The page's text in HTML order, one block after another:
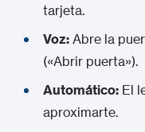
tarjeta.
Voz: Abre la
(«Abrir puerta»).
Automático: El
aproximarte.